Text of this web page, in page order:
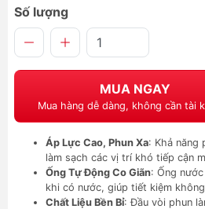
Số lượng
MUA NGAY
Mua hàng dễ dàng, không cần tài
Áp Lực Cao, Phun Xa: Khả năng
làm sạch các vị trí khó tiếp cận
Ống Tự Động Co Giãn: Ống
khi có nước, giúp tiết kiệm
Chất Liệu Bền Bỉ: Đầu vòi phun